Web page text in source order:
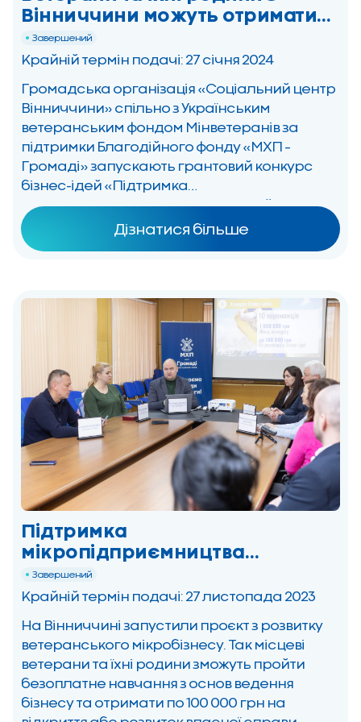
Вінниччини можуть отримати
гранти до 100 тис. грн
Завершений
Крайній термін подачі: 27 січня 2024
Громадська організація «Соціальний центр
Вінниччини» спільно з Українським
ветеранським фондом Мінветеранів за
підтримки Благодійного фонду «МХП –
Громаді» запускають грантовий конкурс
бізнес-ідей «Підтримка
мікропідприємництва ветеранів війни та
їхніх родин: від ідеї до реалізації на
Вінниччині». Конкурс передбачено: ✊️ Для
Дізнатися більше
Підтримка
мікропідприємництва
ветеранів війни та їхніх родин:
від ідеї до реалізації на
Завершений
Крайній термін подачі: 27 листопада 2023
На Вінниччині запустили проєкт з розвитку
ветеранського мікробізнесу. Так місцеві
ветерани та їхні родини зможуть пройти
безоплатне навчання з основ ведення
бізнесу та отримати по 100 000 грн на